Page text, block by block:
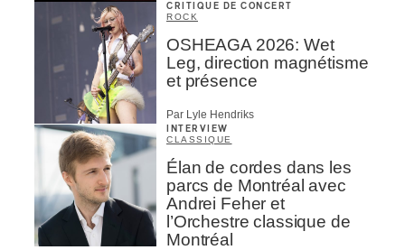
CRITIQUE DE CONCERT
ROCK
OSHEAGA 2026: Wet
Leg, direction magnétisme
et présence
Par Lyle Hendriks
INTERVIEW
CLASSIQUE
Élan de cordes dans les
parcs de Montréal avec
Andrei Feher et
l’Orchestre classique de
Montréal